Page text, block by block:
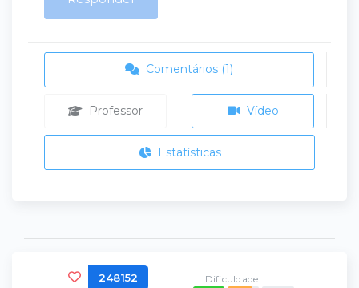
Comentários (1)
Professor Vídeo
Estatísticas
248152 Dificuldade: